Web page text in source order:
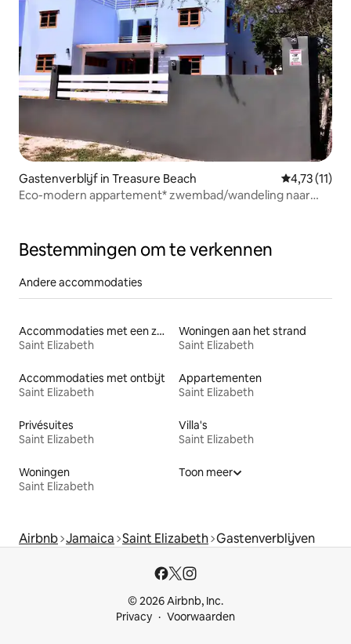
Gastenverblijf in Treasure Beach Gemiddelde
4,73 (11)
Eco-modern appartement* zwembad/wandeling naar
Bestemmingen om te verkennen
Andere accommodaties
Accommodaties met een zwembad
Saint Elizabeth
Woningen aan het strand
Saint Elizabeth
Accommodaties met ontbijt
Saint Elizabeth
Appartementen
Saint Elizabeth
Privésuites
Saint Elizabeth
Villa's
Saint Elizabeth
Woningen
Saint Elizabeth
Toon meer
Airbnb Jamaica Saint Elizabeth Gastenverblijven
© 2026 Airbnb, Inc.
Privacy
Voorwaarden